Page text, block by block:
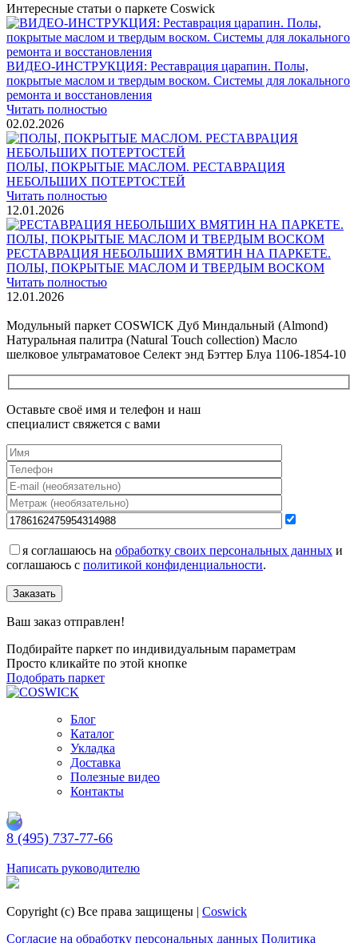
Интересные статьи о паркете Coswick
ВИДЕО-ИНСТРУКЦИЯ: Реставрация царапин. Полы,
покрытые маслом и твердым воском. Системы для локального
ремонта и восстановления
Читать полностью
02.02.2026
ПОЛЫ, ПОКРЫТЫЕ МАСЛОМ. РЕСТАВРАЦИЯ
НЕБОЛЬШИХ ПОТЕРТОСТЕЙ
Читать полностью
12.01.2026
РЕСТАВРАЦИЯ НЕБОЛЬШИХ ВМЯТИН НА ПАРКЕТЕ.
ПОЛЫ, ПОКРЫТЫЕ МАСЛОМ И ТВЕРДЫМ ВОСКОМ
Читать полностью
12.01.2026
Модульный паркет COSWICK Дуб Миндальный (Almond)
Натуральная палитра (Natural Touch collection) Масло
шелковое ультраматовое Селект энд Бэттер Блуа 1106-1854-10
Оставьте своё имя и телефон и наш
специалист свяжется с вами
я соглашаюсь на обработку своих персональных данных и
соглашаюсь с политикой конфиденциальности.
Заказать
Ваш заказ отправлен!
Подбирайте паркет по индивидуальным параметрам
Просто кликайте по этой кнопке
Подобрать паркет
Блог
Каталог
Укладка
Доставка
Полезные видео
Контакты
8 (495) 737-77-66
Написать руководителю
Copyright (c) Все права защищены | Coswick
Согласие на обработку персональных данных Политика